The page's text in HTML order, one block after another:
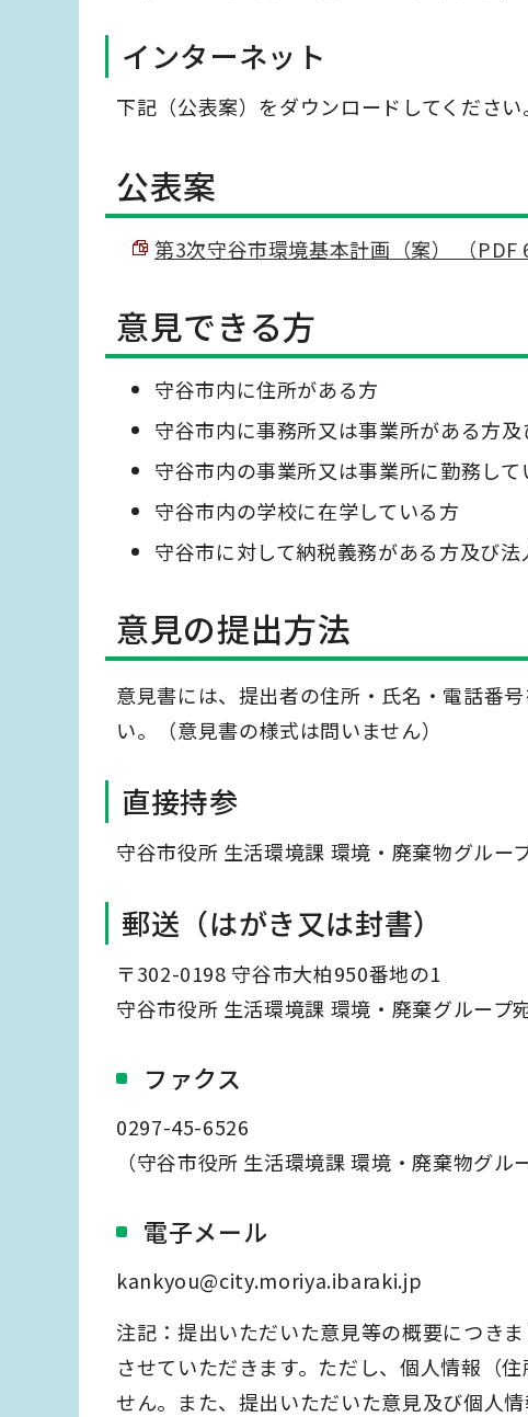
インターネット
下記（公表案）をダウンロードしてください
公表案
第3次守谷市環境基本計画（案） （PDF
意見できる方
守谷市内に住所がある方
守谷市内に事務所又は事業所がある方
守谷市内の事業所又は事業所に勤務して
守谷市内の学校に在学している方
守谷市に対して納税義務がある方及び法
意見の提出方法
意見書には、提出者の住所・氏名・電話番
い。（意見書の様式は問いません）
直接持参
守谷市役所 生活環境課 環境・廃棄物グルー
郵送（はがき又は封書）
〒302-0198 守谷市大柏950番地の1
守谷市役所 生活環境課 環境・廃棄グループ
ファクス
0297-45-6526
（守谷市役所 生活環境課 環境・廃棄物グル
電子メール
kankyou@city.moriya.ibaraki.jp
注記：提出いただいた意見等の概要につき
させていただきます。ただし、個人情報（
せん。また、提出いただいた意見及び個人